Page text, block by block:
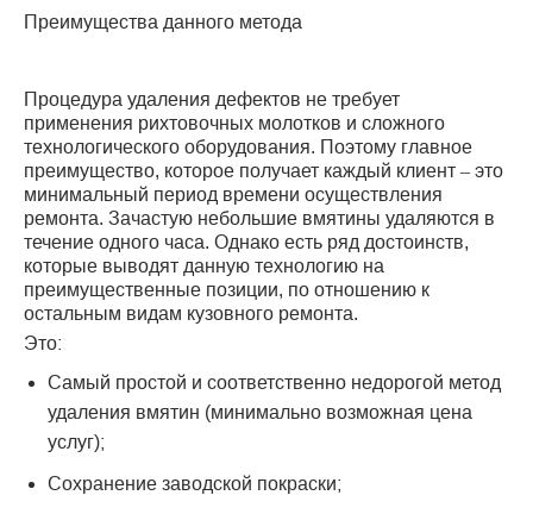
Преимущества данного метода
Процедура удаления дефектов не требует
применения рихтовочных молотков и сложного
технологического оборудования. Поэтому главное
преимущество, которое получает каждый клиент – это
минимальный период времени осуществления
ремонта. Зачастую небольшие вмятины удаляются в
течение одного часа. Однако есть ряд достоинств,
которые выводят данную технологию на
преимущественные позиции, по отношению к
остальным видам кузовного ремонта.
Это:
Самый простой и соответственно недорогой метод
удаления вмятин (минимально возможная цена
услуг);
Сохранение заводской покраски;